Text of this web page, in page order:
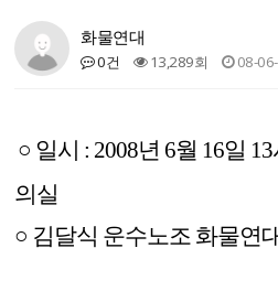
화물연대
0건 13,289회 08-
○ 일시 : 2008년 6월 16일
의실
○ 김달식 운수노조 화물연